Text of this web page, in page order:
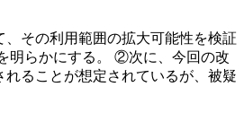
その利用範囲の拡大可能性を検証
明らかにする。 ②次に、今回の改
ることが想定されているが、被疑